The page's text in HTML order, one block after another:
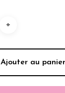
Ajouter au panier